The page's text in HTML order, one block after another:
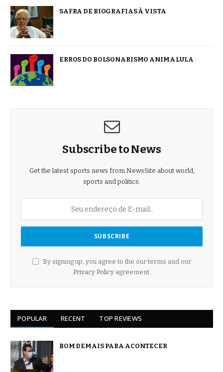
SAFRA DE BIOGRAFIAS À VISTA
ERROS DO BOLSONARISMO ANIMA LULA
Subscribe to News
Get the latest sports news from NewsSite about world,
sports and politics.
By signing up, you agree to the our terms and our
Privacy Policyagreement.
POPULAR RECENT TOP REVIEWS
BOM DEMAIS PARA ACONTECER